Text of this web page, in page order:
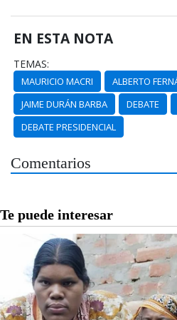
EN ESTA NOTA
TEMAS:
MAURICIO MACRI
ALBERTO
JAIME DURÁN BARBA
DEBATE
DEBATE PRESIDENCIAL
Comentarios